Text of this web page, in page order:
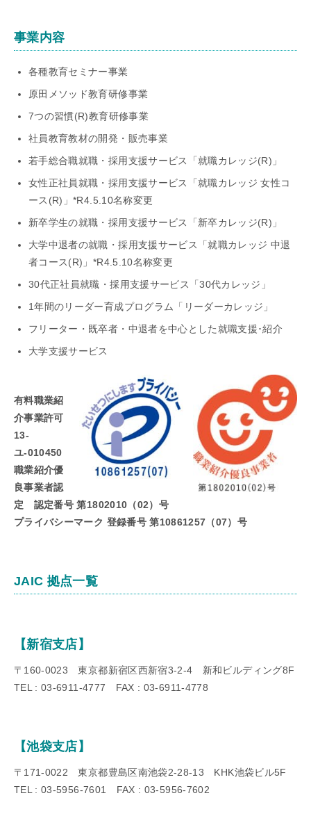
事業内容
各種教育セミナー事業
原田メソッド教育研修事業
7つの習慣(R)教育研修事業
社員教育教材の開発・販売事業
若手総合職就職・採用支援サービス「就職カレッジ(R)」
女性正社員就職・採用支援サービス「就職カレッジ 女性コ
ース(R)」*R4.5.10名称変更
新卒学生の就職・採用支援サービス「新卒カレッジ(R)」
大学中退者の就職・採用支援サービス「就職カレッジ 中退
者コース(R)」*R4.5.10名称変更
30代正社員就職・採用支援サービス「30代カレッジ」
1年間のリーダー育成プログラム「リーダーカレッジ」
フリーター・既卒者・中退者を中心とした就職支援･紹介
大学支援サービス
有料職業紹
介事業許可
13-
ユ-010450
職業紹介優
良事業者認
定 認定番号 第1802010（02）号
プライバシーマーク 登録番号 第10861257（07）号
JAIC 拠点一覧
【新宿支店】
〒160-0023 東京都新宿区西新宿3-2-4 新和ビルディング8F
TEL : 03-6911-4777 FAX : 03-6911-4778
【池袋支店】
〒171-0022 東京都豊島区南池袋2-28-13 KHK池袋ビル5F
TEL : 03-5956-7601 FAX : 03-5956-7602